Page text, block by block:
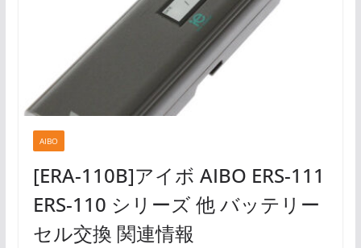
AIBO
[ERA-110B]アイボ AIBO ERS-111
ERS-110 シリーズ 他 バッテリー
セル交換 関連情報